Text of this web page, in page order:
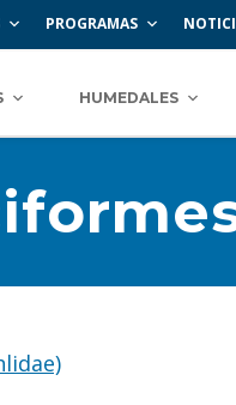
PROGRAMAS
HUMEDALES